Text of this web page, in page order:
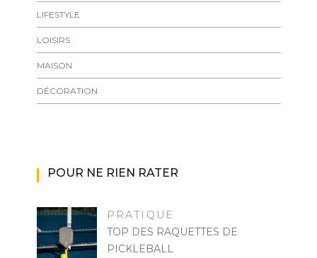
LIFESTYLE
LOISIRS
MAISON
DÉCORATION
POUR NE RIEN RATER
PRATIQUE
TOP DES RAQUETTES DE
PICKLEBALL